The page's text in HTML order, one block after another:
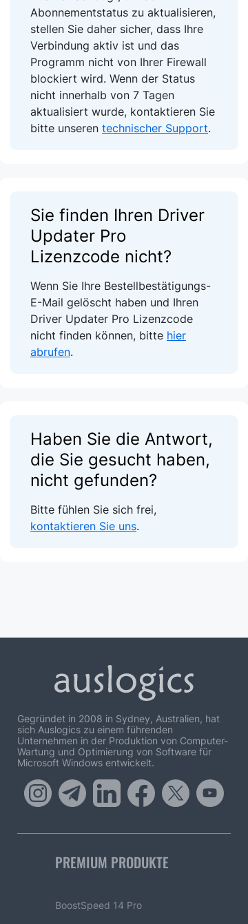
Abonnementstatus zu aktualisieren,
stellen Sie daher sicher, dass Ihre
Verbindung aktiv ist und das
Programm nicht von Ihrer Firewall
blockiert wird. Wenn der Status
nicht innerhalb von 7 Tagen
aktualisiert wurde, kontaktieren Sie
bitte unseren technischer Support.
Sie finden Ihren Driver
Updater Pro
Lizenzcode nicht?
Wenn Sie Ihre Bestellbestätigungs-
E-Mail gelöscht haben und Ihren
Driver Updater Pro Lizenzcode
nicht finden können, bitte hier
abrufen.
Haben Sie die Antwort,
die Sie gesucht haben,
nicht gefunden?
Bitte fühlen Sie sich frei,
kontaktieren Sie uns.
Gegründet in 2008 in Sydney, Australien, hat
sich Auslogics zu einem führenden
Unternehmen in der Produktion von Computer-
Wartung und Optimierung von Software für
Microsoft Windows entwickelt.
PREMIUM PRODUKTE
BoostSpeed 14 Pro